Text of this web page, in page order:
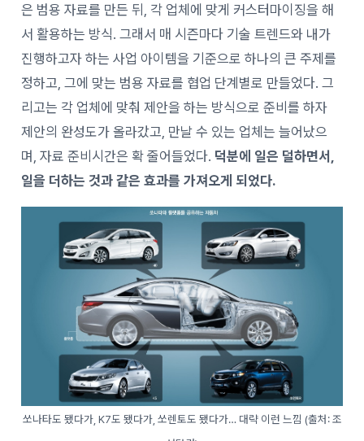
은 범용 자료를 만든 뒤, 각 업체에 맞게 커스터마이징을 해
서 활용하는 방식. 그래서 매 시즌마다 기술 트렌드와 내가
진행하고자 하는 사업 아이템을 기준으로 하나의 큰 주제를
정하고, 그에 맞는 범용 자료를 협업 단계별로 만들었다. 그
리고는 각 업체에 맞춰 제안을 하는 방식으로 준비를 하자
제안의 완성도가 올라갔고, 만날 수 있는 업체는 늘어났으
며, 자료 준비시간은 확 줄어들었다. 덕분에 일은 덜하면서,
일을 더하는 것과 같은 효과를 가져오게 되었다.
쏘나타도 됐다가, K7도 됐다가, 쏘렌토도 됐다가… 대략 이런 느낌 (출처: 조